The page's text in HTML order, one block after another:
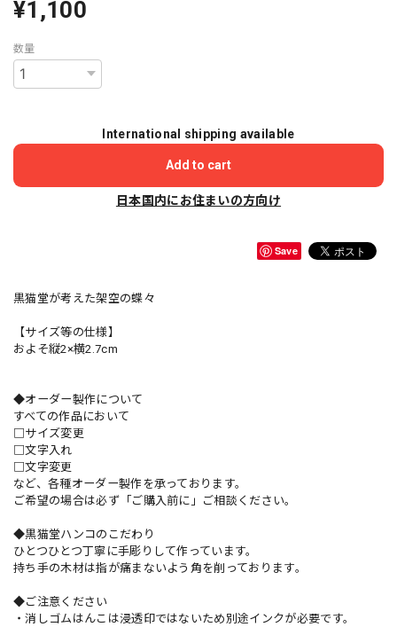
¥1,100
数量
International shipping available
Add to cart
日本国内にお住まいの方向け
Save
黒猫堂が考えた架空の蝶々
【サイズ等の仕様】
およそ縦2×横2.7cm
◆オーダー製作について
すべての作品において
□サイズ変更
□文字入れ
□文字変更
など、各種オーダー製作を承っております。
ご希望の場合は必ず「ご購入前に」ご相談ください。
◆黒猫堂ハンコのこだわり
ひとつひとつ丁寧に手彫りして作っています。
持ち手の木材は指が痛まないよう角を削っております。
◆ご注意ください
・消しゴムはんこは浸透印ではないため別途インクが必要です。